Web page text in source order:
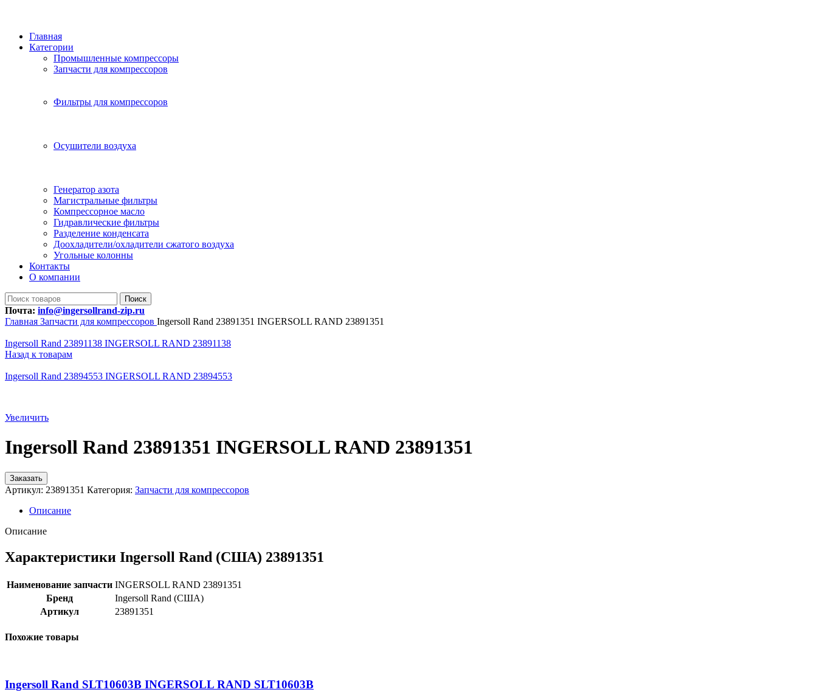
Главная
Категории
Промышленные компрессоры
Запчасти для компрессоров
Фильтры для компрессоров
Осушители воздуха
Генератор азота
Магистральные фильтры
Компрессорное масло
Гидравлические фильтры
Разделение конденсата
Доохладители/охладители сжатого воздуха
Угольные колонны
Контакты
О компании
Поиск
Почта: info@ingersollrand-zip.ru
Главная Запчасти для компрессоров Ingersoll Rand 23891351 INGERSOLL RAND 23891351
Ingersoll Rand 23891138 INGERSOLL RAND 23891138
Назад к товарам
Ingersoll Rand 23894553 INGERSOLL RAND 23894553
Увеличить
Ingersoll Rand 23891351 INGERSOLL RAND 23891351
Заказать
Артикул: 23891351 Категория: Запчасти для компрессоров
Описание
Описание
Характеристики Ingersoll Rand (США) 23891351
Наименование запчасти INGERSOLL RAND 23891351
Бренд
Ingersoll Rand (США)
Артикул
23891351
Похожие товары
Ingersoll Rand SLT10603B INGERSOLL RAND SLT10603B